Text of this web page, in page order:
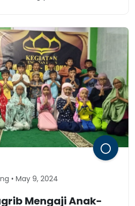
• May 9, 2024
Mengaji Anak-